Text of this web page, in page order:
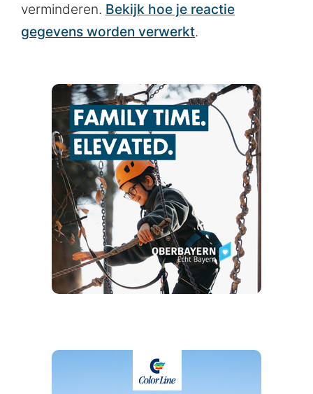
verminderen. Bekijk hoe je reactie
gegevens worden verwerkt.